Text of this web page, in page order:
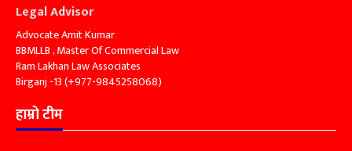
Legal Advisor
Advocate Amit Kumar
BBMLLB , Master Of Commercial Law
Ram Lakhan Law Associates
Birganj -13 (+977-9845258068)
हाम्रो टीम